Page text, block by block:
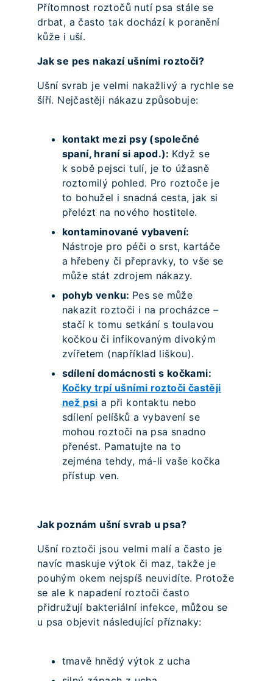
Přítomnost roztočů nutí psa stále se
drbat, a často tak dochází k poranění
kůže i uší.
Jak se pes nakazí ušními roztoči?
Ušní svrab je velmi nakažlivý a rychle se
šíří. Nejčastěji nákazu způsobuje:
kontakt mezi psy (společné
spaní, hraní si apod.): Když se
k sobě pejsci tulí, je to úžasně
roztomilý pohled. Pro roztoče je
to bohužel i snadná cesta, jak si
přelézt na nového hostitele.
kontaminované vybavení:
Nástroje pro péči o srst, kartáče
a hřebeny či přepravky, to vše se
může stát zdrojem nákazy.
pohyb venku: Pes se může
nakazit roztoči i na procházce –
stačí k tomu setkání s toulavou
kočkou či infikovaným divokým
zvířetem (například liškou).
sdílení domácnosti s kočkami:
Kočky trpí ušními roztoči častěji
než psi a při kontaktu nebo
sdílení pelíšků a vybavení se
mohou roztoči na psa snadno
přenést. Pamatujte na to
zejména tehdy, má-li vaše kočka
přístup ven.
Jak poznám ušní svrab u psa?
Ušní roztoči jsou velmi malí a často je
navíc maskuje výtok či maz, takže je
pouhým okem nejspíš neuvidíte. Protože
se ale k napadení roztoči často
přidružují bakteriální infekce, můžou se
u psa objevit následující příznaky:
tmavě hnědý výtok z ucha